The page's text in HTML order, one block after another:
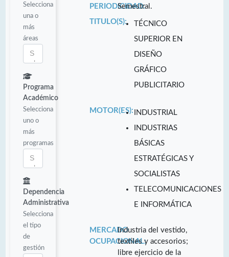
Selecciona
una o
más
áreas
Programa
Académico
Selecciona
uno o
más
programas
Dependencia
Administrativa
Selecciona
el tipo
de
gestión
PERIODICIDAD:
Semestral.
TITULO(S):
TÉCNICO
SUPERIOR EN
DISEÑO
GRÁFICO
PUBLICITARIO
MOTOR(ES): INDUSTRIAL
INDUSTRIAS
BÁSICAS
ESTRATÉGICAS Y
SOCIALISTAS
TELECOMUNICACIONES
E INFORMÁTICA
MERCADO
OCUPACIONAL:
Industria del vestido,
textiles y accesorios;
libre ejercicio de la